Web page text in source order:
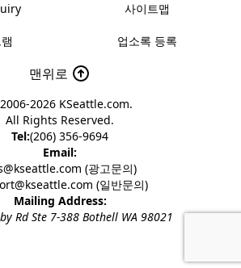
사이트맵
업소록 등록
맨위로
2026 KSeattle.com.
All Rights Reserved.
Tel:(206) 356-9694
Email:
(광고문의)
(일반문의)
Mailing Address:
Rd Ste 7-388 Bothell WA 98021